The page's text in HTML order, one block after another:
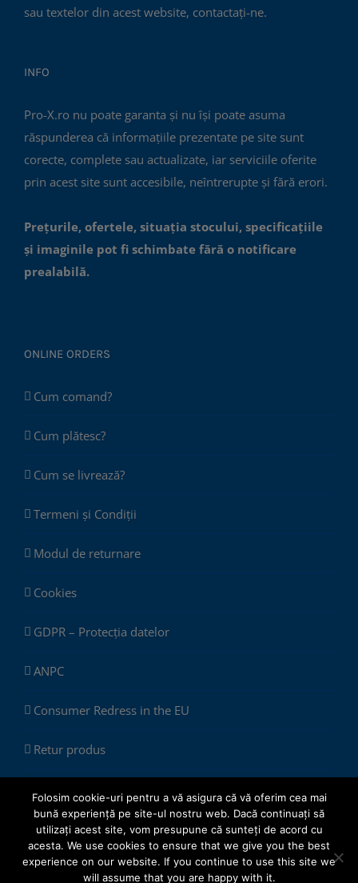
sau textelor din acest website, contactați-ne.
INFO
Pro-X.ro nu poate garanta și nu își poate asuma
răspunderea că informațiile prezentate pe site sunt
corecte, complete sau actualizate, iar serviciile oferite
prin acest site sunt accesibile, neîntrerupte și fără erori.
Prețurile, ofertele, situația stocului, specificațiile
și imaginile pot fi schimbate fără o notificare
prealabilă.
ONLINE ORDERS
Cum comand?
Cum plătesc?
Cum se livrează?
Termeni și Condiții
Modul de returnare
Cookies
GDPR – Protecția datelor
ANPC
Consumer Redress in the EU
Retur produs
© Copyright 2012 - 2026 | ChemSol Group SRL | All Rights
Folosim cookie-uri pentru a vă asigura că vă oferim cea mai
bună experiență pe site-ul nostru web. Dacă continuați să
utilizați acest site, vom presupune că sunteți de acord cu
acesta. We use cookies to ensure that we give you the best
experience on our website. If you continue to use this site we
will assume that you are happy with it.